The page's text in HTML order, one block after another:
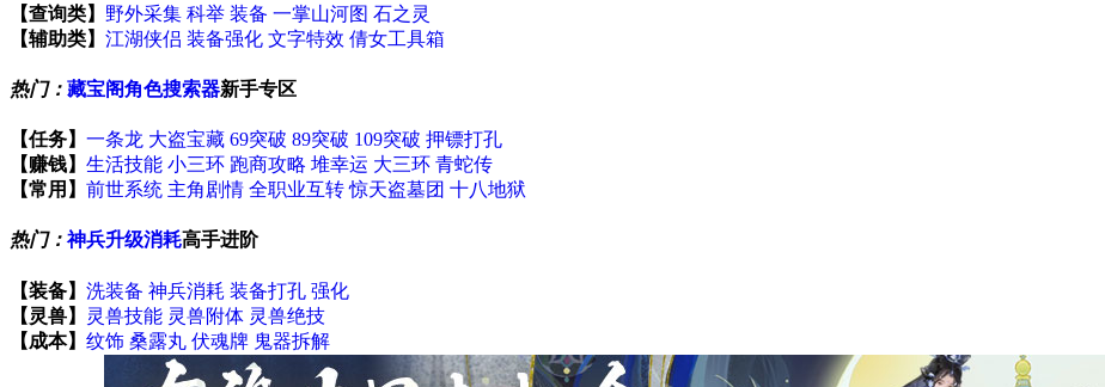
【查询类】 野外采集 科举 装备 一掌山河图 石之灵
【辅助类】 江湖侠侣 装备强化 文字特效 倩女工具箱
热门： 藏宝阁角色搜索器新手专区
【任务】 一条龙 大盗宝藏 69突破 89突破 109突破 押镖打孔
【赚钱】 生活技能 小三环 跑商攻略 堆幸运 大三环 青蛇传
【常用】 前世系统 主角剧情 全职业互转 惊天盗墓团 十八地狱
热门：神兵升级消耗高手进阶
【装备】 洗装备 神兵消耗 装备打孔 强化
【灵兽】
灵兽技能 灵兽附体 灵兽绝技
【成本】 纹饰 桑露丸 伏魂牌 鬼器拆解